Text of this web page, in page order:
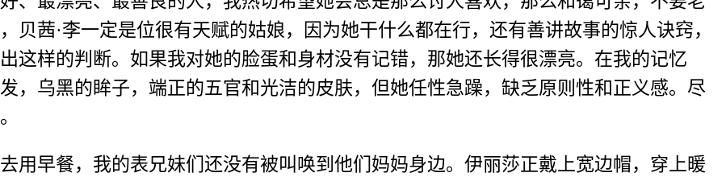
贝茜·李一定是位很有天赋的姑娘，因为她干什么都在行，还有善讲故事的惊人诀窍，
这样的判断。如果我对她的脸蛋和身材没有记错，那她还长得很漂亮。在我的记忆
，乌黑的眸子，端正的五官和光洁的皮肤，但她任性急躁，缺乏原则性和正义感。尽
用早餐，我的表兄妹们还没有被叫唤到他们妈妈身边。伊丽莎正戴上宽边帽，穿上暖